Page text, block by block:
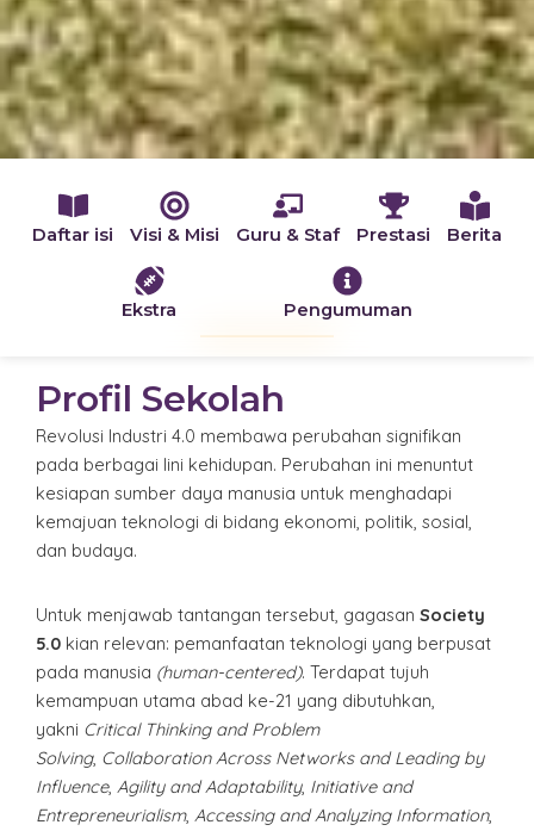
Daftar isi Visi & Misi Guru & Staf Prestasi Berita
Ekstra Pengumuman
Profil Sekolah
Revolusi Industri 4.0 membawa perubahan signifikan
pada berbagai lini kehidupan. Perubahan ini menuntut
kesiapan sumber daya manusia untuk menghadapi
kemajuan teknologi di bidang ekonomi, politik, sosial,
dan budaya.
Untuk menjawab tantangan tersebut, gagasan Society
5.0 kian relevan: pemanfaatan teknologi yang berpusat
pada manusia (human-centered). Terdapat tujuh
kemampuan utama abad ke-21 yang dibutuhkan,
yakni Critical Thinking and Problem
Solving, Collaboration Across Networks and Leading by
Influence, Agility and Adaptability, Initiative and
Entrepreneurialism, Accessing and Analyzing Information,